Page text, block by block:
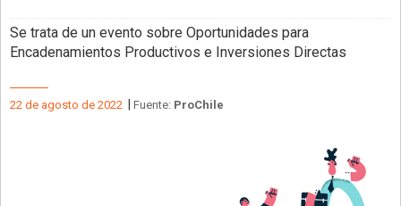
Se trata de un evento sobre Oportunidades para
Encadenamientos Productivos e Inversiones Directas
22 de agosto de 2022 Fuente: ProChile